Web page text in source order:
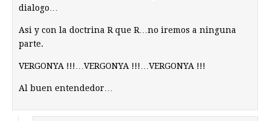
dialogo…
Asi y con la doctrina R que R…no iremos a ninguna
parte.
VERGONYA !!!…VERGONYA !!!…VERGONYA !!!
Al buen entendedor…